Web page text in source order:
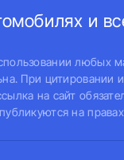
и
любых
При цитировании
на сайт
на